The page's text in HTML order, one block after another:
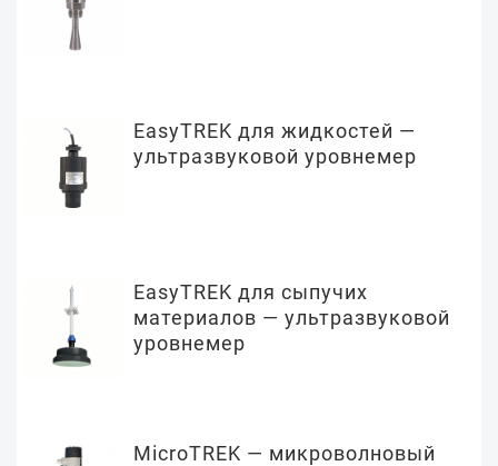
EasyTREK для жидкостей —
ультразвуковой уровнемер
EasyTREK для сыпучих
материалов — ультразвуковой
уровнемер
MicroTREK — микроволновый